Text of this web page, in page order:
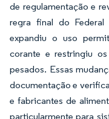
de regulamentação e
regra final do
expandiu o uso
corante e restringiu
pesados. Essas
documentação e
e fabricantes de
particularmente para